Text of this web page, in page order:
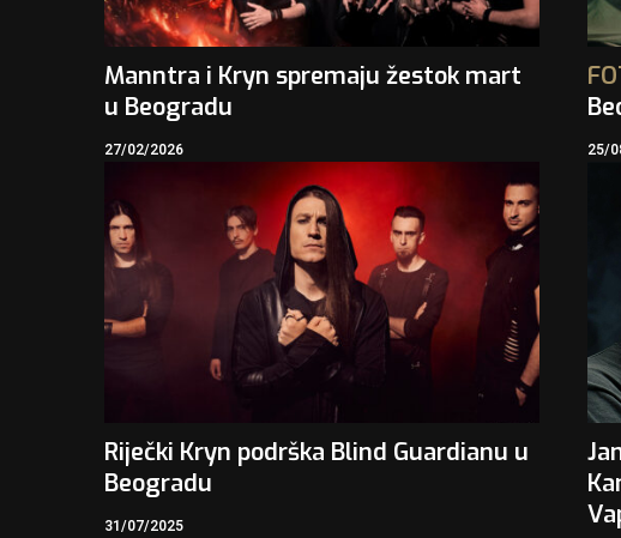
Manntra i Kryn spremaju žestok mart
u Beogradu
27/02/2026 25/
Riječki Kryn podrška Blind Guardianu u
Beogradu
31/07/2025